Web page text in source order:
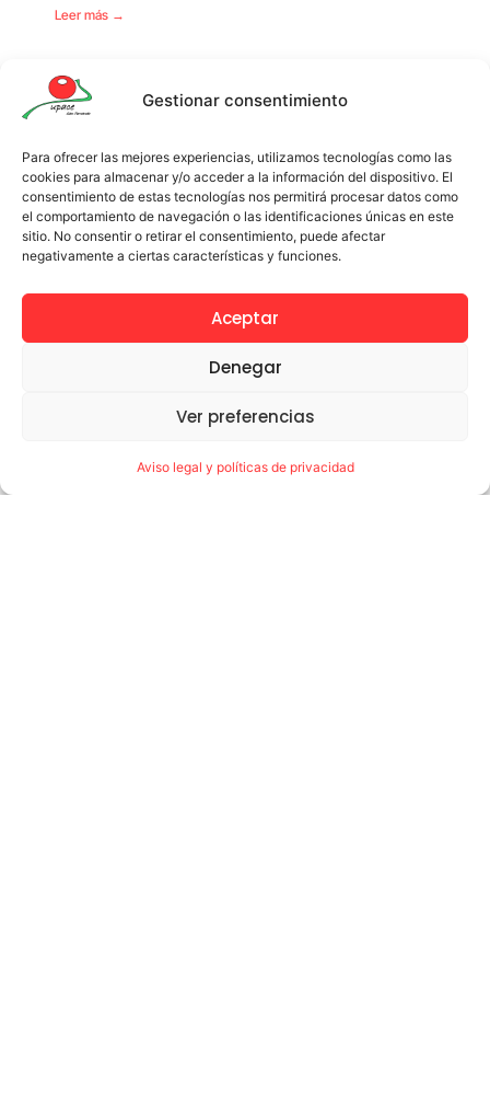
Gestionar consentimiento
Para ofrecer las mejores experiencias, utilizamos tecnologías como las
cookies para almacenar y/o acceder a la información del dispositivo. El
consentimiento de estas tecnologías nos permitirá procesar datos como
el comportamiento de navegación o las identificaciones únicas en este
sitio. No consentir o retirar el consentimiento, puede afectar
negativamente a ciertas características y funciones.
Aceptar
Denegar
Ver preferencias
Aviso legal y políticas de privacidad
Leer más →
Ayudas NEAE 26-27 paso a paso
Leer más →
UPACE San Fernando agradece a la Asociación Grupo
Alikindoy, cuyos fondos recaudados irán destinados